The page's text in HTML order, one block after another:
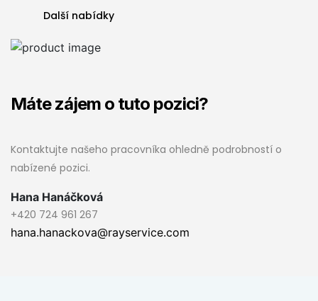
Další nabídky
Máte zájem o tuto pozici?
Kontaktujte našeho pracovníka ohledně podrobností o
nabízené pozici.
Hana Hanáčková
+420 724 961 267
hana.hanackova@rayservice.com